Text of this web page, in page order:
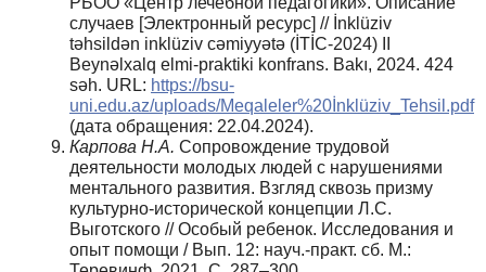
случаев [Электронный ресурс] // İnklüziv
təhsildən inklüziv cəmiyyətə (İTİC-2024) II
Beynəlxalq elmi-praktiki konfrans. Bakı, 2024. 424
səh. URL: https://bsu-
uni.edu.az/uploads/Meqaleler%20İnklüziv_Tehsil.pdf
(дата обращения: 22.04.2024).
Карпова Н.А. Сопровождение трудовой
деятельности молодых людей с нарушениями
ментального развития. Взгляд сквозь призму
культурно-исторической концепции Л.С.
Выготского // Особый ребенок. Исследования и
опыт помощи / Вып. 12: науч.-практ. сб. М.: